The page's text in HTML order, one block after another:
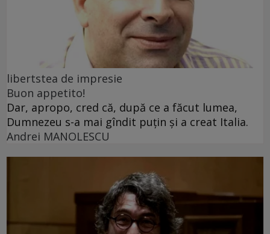
libertstea de impresie
Buon appetito!
Dar, apropo, cred că, după ce a făcut lumea,
Dumnezeu s-a mai gîndit puțin și a creat Italia.
Andrei MANOLESCU